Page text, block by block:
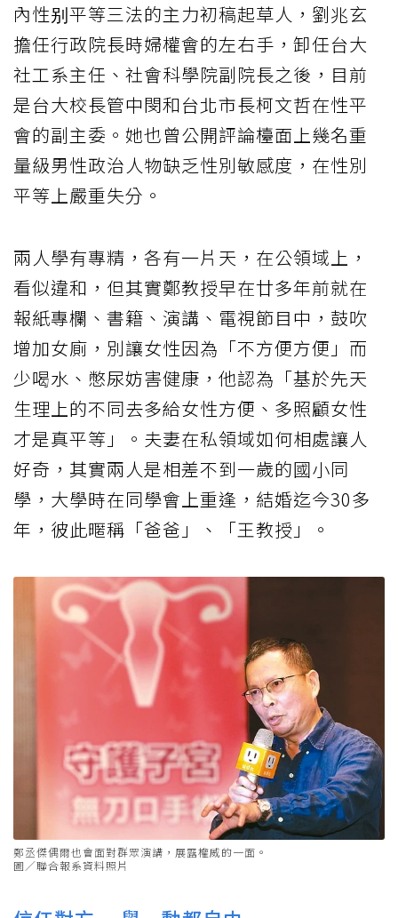
內性别平等三法的主力初稿起草人，劉兆玄
擔任行政院長時婦權會的左右手，卸任台大
社工系主任、社會科學院副院長之後，目前
是台大校長管中閔和台北市長柯文哲在性平
會的副主委。她也曾公開評論檯面上幾名重
量級男性政治人物缺乏性別敏感度，在性別
平等上嚴重失分。
兩人學有專精，各有一片天，在公領域上，
看似違和，但其實鄭教授早在廿多年前就在
報紙專欄、書籍、演講、電視節目中，鼓吹
增加女廁，別讓女性因為「不方便方便」而
少喝水、憋尿妨害健康，他認為「基於先天
生理上的不同去多給女性方便、多照顧女性
才是真平等」。夫妻在私領域如何相處讓人
好奇，其實兩人是相差不到一歲的國小同
學，大學時在同學會上重逢，結婚迄今30多
年，彼此暱稱「爸爸」、「王教授」。
鄭丞傑偶爾也會面對群眾演講，展露權威的一面。
圖／聯合報系資料照片